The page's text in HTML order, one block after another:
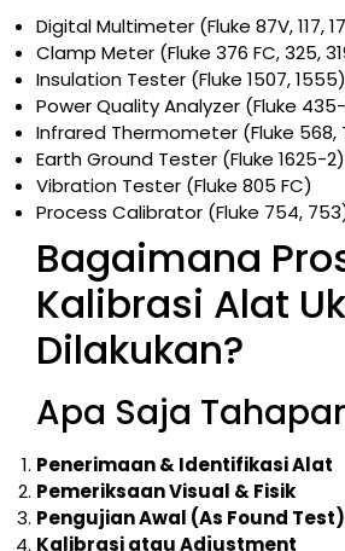
Digital Multimeter (Fluke 87V, 117,
Clamp Meter (Fluke 376 FC, 325,
Insulation Tester (Fluke 1507, 1555)
Power Quality Analyzer (Fluke 435-
Infrared Thermometer (Fluke 568,
Earth Ground Tester (Fluke 1625-2)
Vibration Tester (Fluke 805 FC)
Process Calibrator (Fluke 754,
Bagaimana
Kalibrasi Alat
Dilakukan?
Apa Saja
Penerimaan & Identifikasi Alat
Pemeriksaan Visual & Fisik
Pengujian Awal (As Found Test)
Kalibrasi atau Adjustment